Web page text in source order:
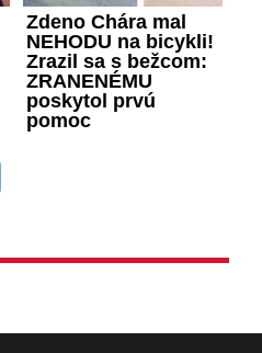
Zdeno Chára mal
NEHODU na bicykli!
Zrazil sa s bežcom:
ZRANENÉMU
poskytol prvú
pomoc